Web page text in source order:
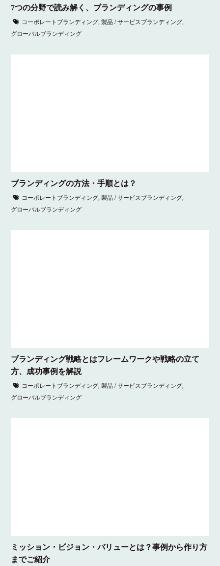
7つの分野で読み解く、ブランディングの事例
コーポレートブランディング,製品 / サービスブランディング,
グローバルブランディング
ブランディングの方法・手順とは？
コーポレートブランディング,製品 / サービスブランディング,
グローバルブランディング
ブランディング戦略とはフレームワークや戦略の立て
方、成功事例を解説
コーポレートブランディング ,製品 / サービスブランディング
グローバルブランディング
ミッション・ビジョン・バリューとは？事例から作り方
までご紹介